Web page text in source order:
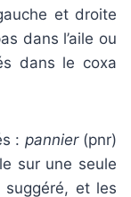
et droite
dans l’aile ou
dans le coxa
: pannier(pnr)
sur une seule
et les